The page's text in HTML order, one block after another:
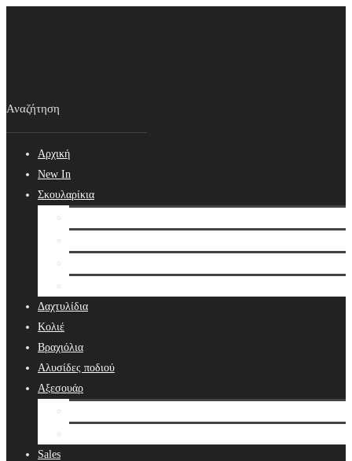
Αρχική
New In
Σκουλαρίκια
Δαχτυλίδια
Κολιέ
Βραχιόλια
Αλυσίδες ποδιού
Αξεσουάρ
Sales